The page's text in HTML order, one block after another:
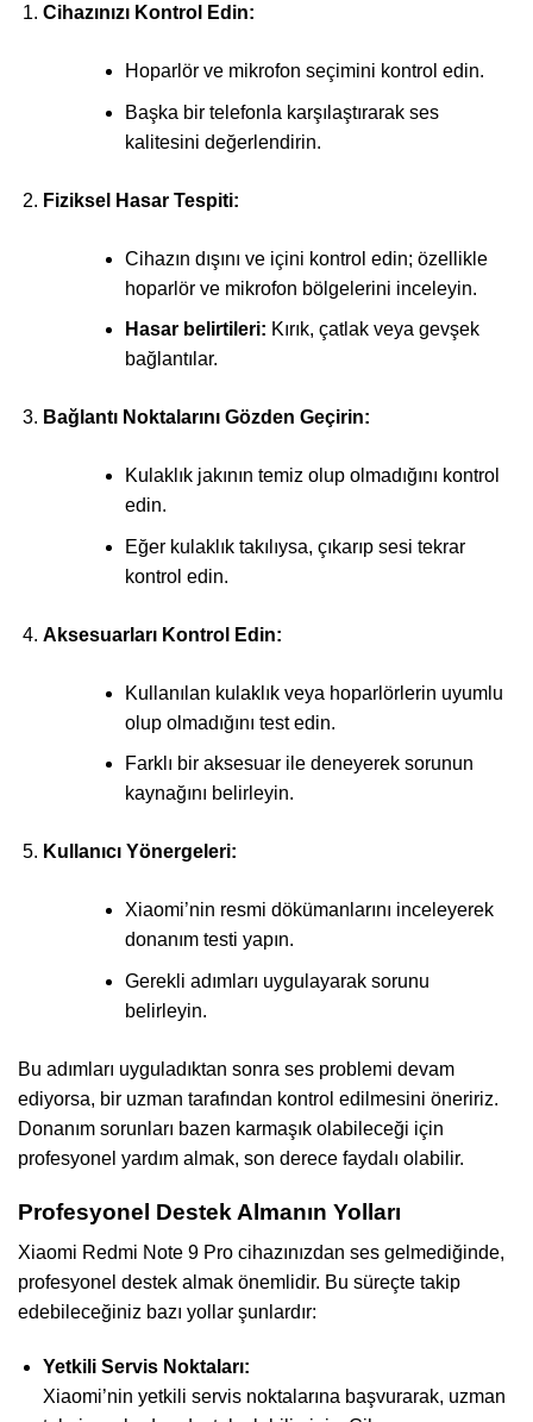
Cihazınızı Kontrol Edin:
Hoparlör ve mikrofon seçimini kontrol edin.
Başka bir telefonla karşılaştırarak ses
kalitesini değerlendirin.
Fiziksel Hasar Tespiti:
Cihazın dışını ve içini kontrol edin; özellikle
hoparlör ve mikrofon bölgelerini inceleyin.
Hasar belirtileri: Kırık, çatlak veya gevşek
bağlantılar.
Bağlantı Noktalarını Gözden Geçirin:
Kulaklık jakının temiz olup olmadığını kontrol
edin.
Eğer kulaklık takılıysa, çıkarıp sesi tekrar
kontrol edin.
Aksesuarları Kontrol Edin:
Kullanılan kulaklık veya hoparlörlerin uyumlu
olup olmadığını test edin.
Farklı bir aksesuar ile deneyerek sorunun
kaynağını belirleyin.
Kullanıcı Yönergeleri:
Xiaomi’nin resmi dökümanlarını inceleyerek
donanım testi yapın.
Gerekli adımları uygulayarak sorunu
belirleyin.
Bu adımları uyguladıktan sonra ses problemi devam
ediyorsa, bir uzman tarafından kontrol edilmesini öneririz.
Donanım sorunları bazen karmaşık olabileceği için
profesyonel yardım almak, son derece faydalı olabilir.
Profesyonel Destek Almanın Yolları
Xiaomi Redmi Note 9 Pro cihazınızdan ses gelmediğinde,
profesyonel destek almak önemlidir. Bu süreçte takip
edebileceğiniz bazı yollar şunlardır:
Yetkili Servis Noktaları:
Xiaomi’nin yetkili servis noktalarına başvurarak, uzman